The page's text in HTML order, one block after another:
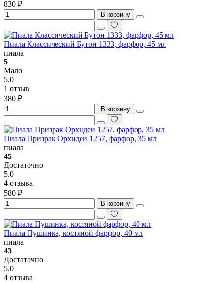
830 ₽
В корзину
Пиала Классический Бутон 1333, фарфор, 45 мл
пиала
5
Мало
5.0
1 отзыв
380 ₽
В корзину
Пиала Призрак Орхидеи 1257, фарфор, 35 мл
пиала
45
Достаточно
5.0
4 отзыва
580 ₽
В корзину
Пиала Пушинка, костяной фарфор, 40 мл
пиала
43
Достаточно
5.0
4 отзыва